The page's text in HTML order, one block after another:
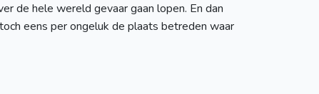
de hele wereld gevaar gaan lopen. En dan
eens per ongeluk de plaats betreden waar